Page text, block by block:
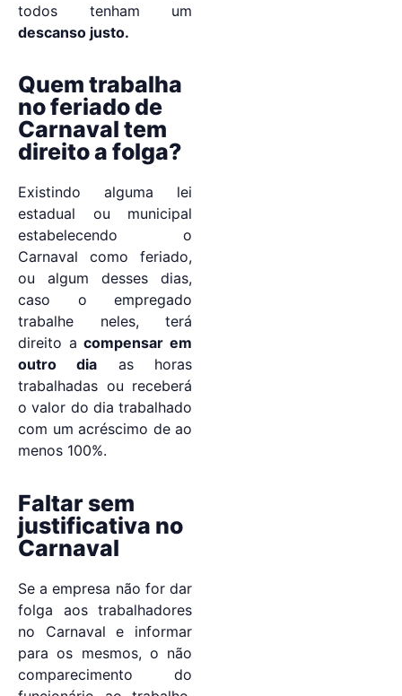
todos tenham um
descanso justo.
Quem trabalha
no feriado de
Carnaval tem
direito a folga?
Existindo alguma lei
estadual ou municipal
estabelecendo o
Carnaval como feriado,
ou algum desses dias,
caso o empregado
trabalhe neles, terá
direito acompensar em
outro dia as horas
trabalhadas ou receberá
o valor do dia trabalhado
com um acréscimo de ao
menos 100%.
Faltar sem
justificativa no
Carnaval
Se a empresa não for dar
folga aos trabalhadores
no Carnaval e informar
para os mesmos, o não
comparecimento do